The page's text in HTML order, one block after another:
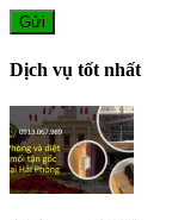
Dịch vụ tốt nhất